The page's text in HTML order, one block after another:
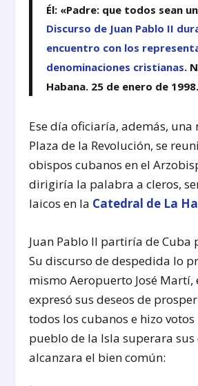
Él: «Padre: que todos sean
Discurso de Juan Pablo II
encuentro con los
denominaciones cristianas.
Habana. 25 de enero de 1998.
Ese día oficiaría, además, una
Plaza de la Revolución, se
obispos cubanos en el
dirigiría la palabra a cleros,
laicos en la Catedral de La
Juan Pablo II partiría de Cuba
Su discurso de despedida lo
mismo Aeropuerto José Martí,
expresó sus deseos de
todos los cubanos e hizo
pueblo de la Isla superara
alcanzara el bien común: